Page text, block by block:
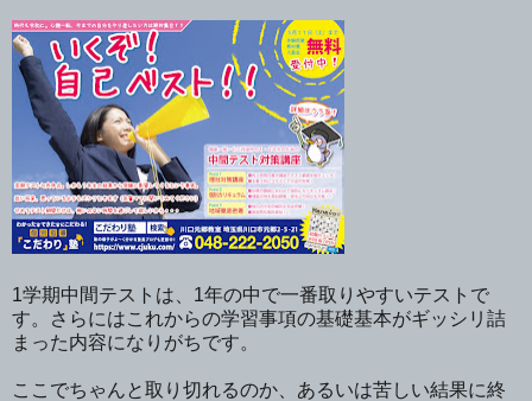
1学期中間テストは、1年の中で一番取りやすいテストで
す。さらにはこれからの学習事項の基礎基本がギッシリ詰
まった内容になりがちです。
ここでちゃんと取り切れるのか、あるいは苦しい結果に終